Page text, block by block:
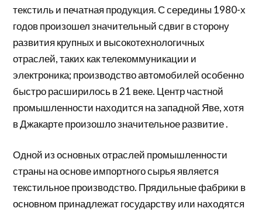
текстиль и печатная продукция. С середины 1980-х
годов произошел значительный сдвиг в сторону
развития крупных и высокотехнологичных
отраслей, таких как телекоммуникации и
электроника; производство автомобилей особенно
быстро расширилось в 21 веке. Центр частной
промышленности находится на западной Яве, хотя
вДжакартепроизошло значительное развитие .
Одной из основных отраслей промышленности
страны на основе импортного сырья является
текстильное производство. Прядильные фабрики в
основном принадлежат государству или находятся